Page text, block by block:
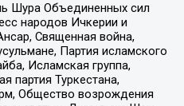
Шура Объединенных сил
народов Ичкерии и
Священная война,
Партия исламского
Исламская группа,
партия Туркестана,
Общество возрождения